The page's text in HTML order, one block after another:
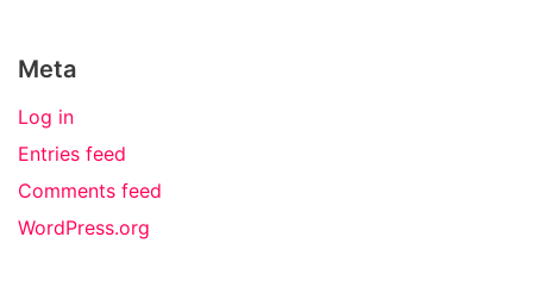
Meta
Log in
Entries feed
Comments feed
WordPress.org